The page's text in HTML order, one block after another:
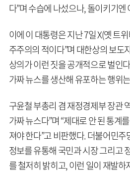
다”며 수습에 나섰으나, 돌이키기엔
이에 이 대통령은 지난 7일 X(옛 트
주주의의 적이다”며 대한상의 보도
상의가 이런 짓을 공개적으로 벌인
가짜 뉴스를 생산해 유포하는 행위
구윤철 부총리 겸 재정경제부 장관
가짜 뉴스다”며 “제대로 안 된 통
져야 한다”고 비판했다. 더불어민
정보를 유통해 국민과 시장 그리고
를 철저히 밝히고, 이런 일이 재발